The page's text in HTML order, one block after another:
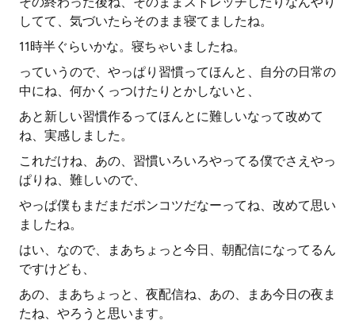
してて、気づいたらそのまま寝てましたね。
11時半ぐらいかな。寝ちゃいましたね。
っていうので、やっぱり習慣ってほんと、自分の日常の
中にね、何かくっつけたりとかしないと、
あと新しい習慣作るってほんとに難しいなって改めて
ね、実感しました。
これだけね、あの、習慣いろいろやってる僕でさえやっ
ぱりね、難しいので、
やっぱ僕もまだまだポンコツだなーってね、改めて思い
ましたね。
はい、なので、まあちょっと今日、朝配信になってるん
ですけども、
あの、まあちょっと、夜配信ね、あの、まあ今日の夜ま
たね、やろうと思います。